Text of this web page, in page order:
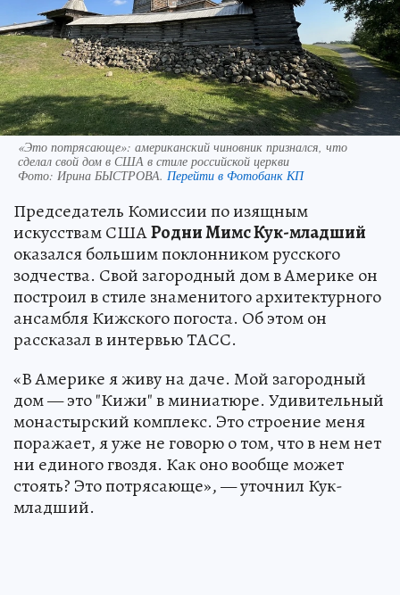
«Это потрясающе»: американский чиновник признался, что
сделал свой дом в США в стиле российской церкви
Фото: Ирина БЫСТРОВА. Перейти в Фотобанк КП
Председатель Комиссии по изящным
искусствам СШАРодни Мимс Кук-младший
оказался большим поклонником русского
зодчества. Свой загородный дом в Америке он
построил в стиле знаменитого архитектурного
ансамбля Кижского погоста. Об этом он
рассказал в интервью ТАСС.
«В Америке я живу на даче. Мой загородный
дом — это "Кижи" в миниатюре. Удивительный
монастырский комплекс. Это строение меня
поражает, я уже не говорю о том, что в нем нет
ни единого гвоздя. Как оно вообще может
стоять? Это потрясающе», — уточнил Кук-
младший.